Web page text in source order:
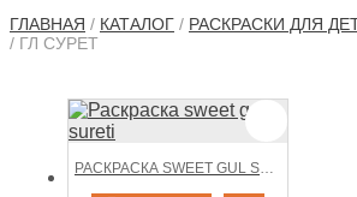
ГЛАВНАЯ / КАТАЛОГ / РАСКРАСКИ ДЛЯ
/ ГЛ СУРЕТ
РАСКРАСКА SWEET GUL SURETI